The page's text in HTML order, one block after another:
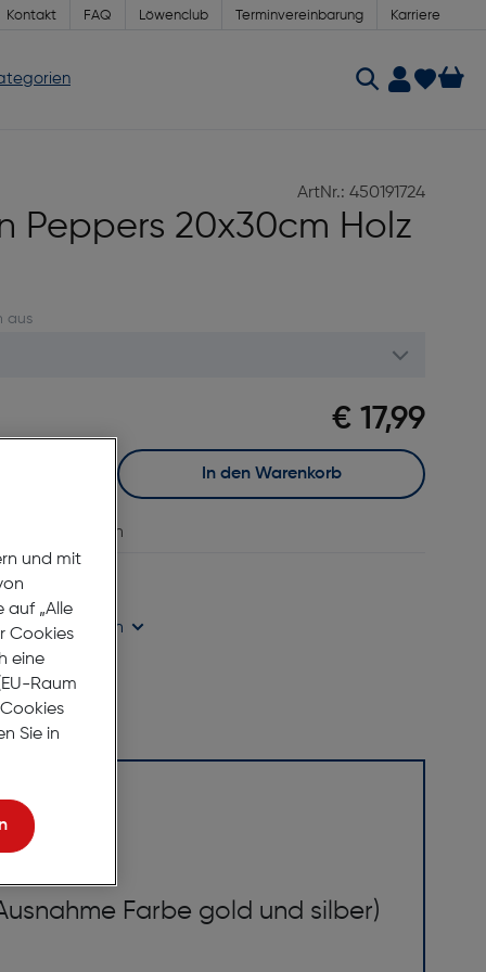
Kontakt FAQ Löwenclub Terminvereinbarung Karriere
ArtNr.: 450191724
Peppers 20x30cm Holz
aus
€ 17,99
In den Warenkorb
vergleichen
prüfen
Farbe gold und silber)
und mit
auf „Alle
Cookies
eine
Raum
Sie in